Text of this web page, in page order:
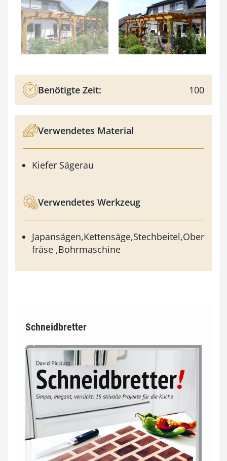
Benötigte Zeit: 100
Verwendetes Material
Kiefer Sägerau
Verwendetes Werkzeug
Japansägen,Kettensäge,Stechbeitel,Ober
fräse ,Bohrmaschine
Schneidbretter